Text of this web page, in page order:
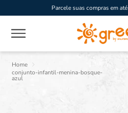
Parcele suas compras em até
conjunto-infantil-menina-bosque-
azul